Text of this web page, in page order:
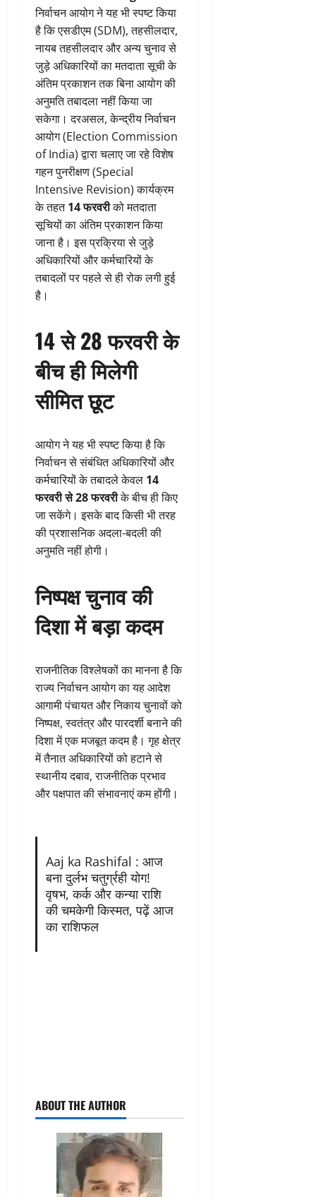
निर्वाचन आयोग ने यह भी स्पष्ट किया
है कि एसडीएम (SDM), तहसीलदार,
नायब तहसीलदार और अन्य चुनाव से
जुड़े अधिकारियों का मतदाता सूची के
अंतिम प्रकाशन तक बिना आयोग की
अनुमति तबादला नहीं किया जा
सकेगा। दरअसल, केन्द्रीय निर्वाचन
आयोग (Election Commission
of India) द्वारा चलाए जा रहे विशेष
गहन पुनरीक्षण (Special
Intensive Revision) कार्यक्रम
के तहत14 फरवरीको मतदाता
सूचियों का अंतिम प्रकाशन किया
जाना है। इस प्रक्रिया से जुड़े
अधिकारियों और कर्मचारियों के
तबादलों पर पहले से ही रोक लगी हुई
है।
14 से 28 फरवरी के
बीच ही मिलेगी
सीमित छूट
आयोग ने यह भी स्पष्ट किया है कि
निर्वाचन से संबंधित अधिकारियों और
कर्मचारियों के तबादले केवल 14
फरवरी से 28 फरवरीके बीच ही किए
जा सकेंगे। इसके बाद किसी भी तरह
की प्रशासनिक अदला-बदली की
अनुमति नहीं होगी।
निष्पक्ष चुनाव की
दिशा में बड़ा कदम
राजनीतिक विश्लेषकों का मानना है कि
राज्य निर्वाचन आयोग का यह आदेश
आगामी पंचायत और निकाय चुनावों को
निष्पक्ष, स्वतंत्र और पारदर्शी बनाने की
दिशा में एक मजबूत कदम है। गृह क्षेत्र
में तैनात अधिकारियों को हटाने से
स्थानीय दबाव, राजनीतिक प्रभाव
और पक्षपात की संभावनाएं कम होंगी।
Aaj ka Rashifal : आज
बना दुर्लभ चतुर्ग्रही योग!
वृषभ, कर्क और कन्या राशि
की चमकेगी किस्मत, पढ़ें आज
का राशिफल
ABOUT THE AUTHOR